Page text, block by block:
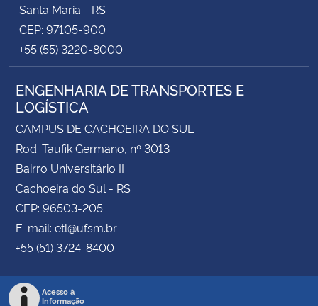
Santa Maria - RS
CEP: 97105-900
+55 (55) 3220-8000
ENGENHARIA DE TRANSPORTES E
LOGÍSTICA
CAMPUS DE CACHOEIRA DO SUL
Rod. Taufik Germano, nº 3013
Bairro Universitário II
Cachoeira do Sul - RS
CEP: 96503-205
E-mail: etl@ufsm.br
+55 (51) 3724-8400
Acesso à
Informação